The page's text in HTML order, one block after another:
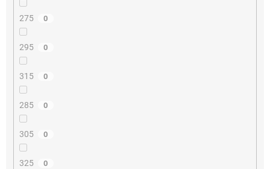
275 0
295 0
315 0
285 0
305 0
325 0